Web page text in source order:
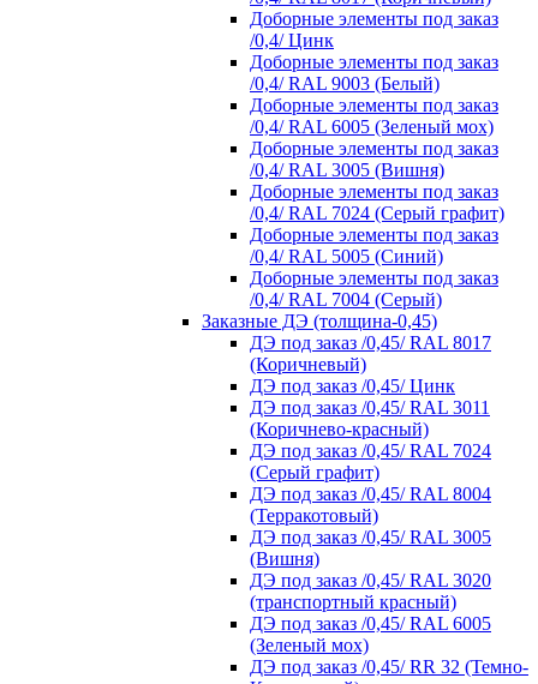
Доборные элементы под заказ
/0,4/ Цинк
Доборные элементы под заказ
/0,4/ RAL 9003 (Белый)
Доборные элементы под заказ
/0,4/ RAL 6005 (Зеленый мох)
Доборные элементы под заказ
/0,4/ RAL 3005 (Вишня)
Доборные элементы под заказ
/0,4/ RAL 7024 (Серый графит)
Доборные элементы под заказ
/0,4/ RAL 5005 (Синий)
Доборные элементы под заказ
/0,4/ RAL 7004 (Серый)
Заказные ДЭ (толщина-0,45)
ДЭ под заказ /0,45/ RAL 8017
(Коричневый)
ДЭ под заказ /0,45/ Цинк
ДЭ под заказ /0,45/ RAL 3011
(Коричнево-красный)
ДЭ под заказ /0,45/ RAL 7024
(Серый графит)
ДЭ под заказ /0,45/ RAL 8004
(Терракотовый)
ДЭ под заказ /0,45/ RAL 3005
(Вишня)
ДЭ под заказ /0,45/ RAL 3020
(транспортный красный)
ДЭ под заказ /0,45/ RAL 6005
(Зеленый мох)
ДЭ под заказ /0,45/ RR 32 (Темно-